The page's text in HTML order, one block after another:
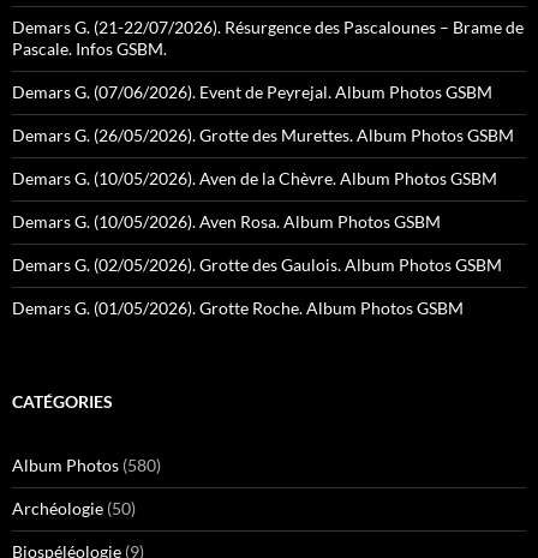
Demars G. (21-22/07/2026). Résurgence des Pascalounes – Brame de
Pascale. Infos GSBM.
Demars G. (07/06/2026). Event de Peyrejal. Album Photos GSBM
Demars G. (26/05/2026). Grotte des Murettes. Album Photos GSBM
Demars G. (10/05/2026). Aven de la Chèvre. Album Photos GSBM
Demars G. (10/05/2026). Aven Rosa. Album Photos GSBM
Demars G. (02/05/2026). Grotte des Gaulois. Album Photos GSBM
Demars G. (01/05/2026). Grotte Roche. Album Photos GSBM
CATÉGORIES
Album Photos (580)
Archéologie (50)
Biospéléologie (9)